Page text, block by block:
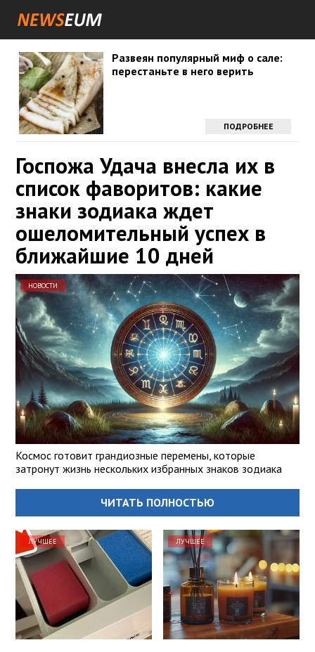
Развеян популярный миф о сале:
перестаньте в него верить
ПОДРОБНЕЕ
Госпожа Удача внесла их в
список фаворитов: какие
знаки зодиака ждет
ошеломительный успех в
ближайшие 10 дней
НОВОСТИ
Космос готовит грандиозные перемены, которые
затронут жизнь нескольких избранных знаков зодиака
ЧИТАТЬ ПОЛНОСТЬЮ
ЛУЧШЕЕ ЛУЧШЕЕ